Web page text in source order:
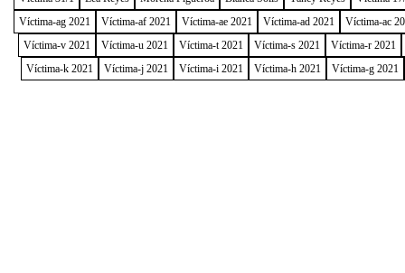
Víctima-ag 2021
Víctima-af 2021 Víctima-ae 2021 Víctima-ad 2021
Víctima-ac
Víctima-v 2021
Víctima-u 2021 Víctima-t 2021 Víctima-s 2021
Víctima-r 2021
Víctima-k 2021
Víctima-j 2021 Víctima-i 2021 Víctima-h 2021 Víctima-g 2021